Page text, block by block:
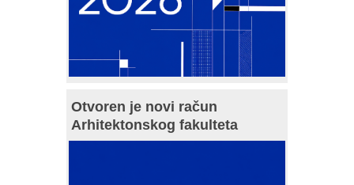
Otvoren je novi račun
Arhitektonskog fakulteta